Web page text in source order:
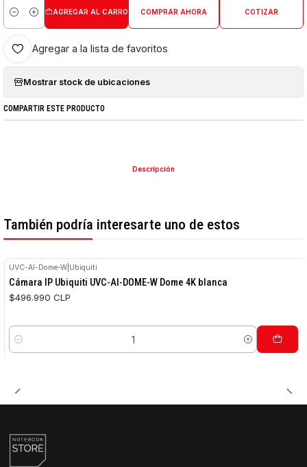
Cantidad
AGREGAR AL CARRO COMPRAR AHORA COTIZAR
Agregar a la lista de favoritos
Mostrar stock de ubicaciones
COMPARTIR ESTE PRODUCTO
Descripción
También podría interesarte uno de estos
UVC-AI-Dome-W Ubiquiti
Cámara IP Ubiquiti UVC-AI-DOME-W Dome 4K blanca
$496.990 CLP
Cantidad